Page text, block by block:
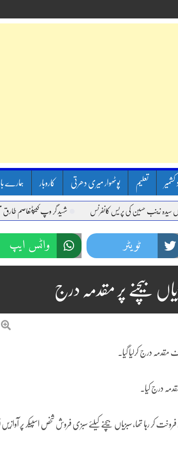
کشمیر تعلیم پوٹھوار میری دھرتی کاروبار ہمارے
زینب حسین کی پریس کانفرنس شہید گر وپ کیپٹنعاصم طارق مکمل
ٹویٹر واٹس ایپ
بیچنے پر مقدمہ درج
درج کرلیا گیا۔
درج کیا۔
رہا تھا، سبزیاں بیچنے کیلئے سبزی فروش شخص اسپیکر پر آوازیں